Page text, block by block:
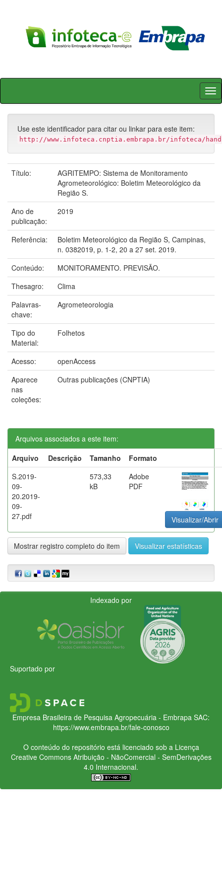
Skip
Use este identificador para citar ou linkar para este item:
http://www.infoteca.cnptia.embrapa.br/infoteca/
Título:
AGRITEMPO: Sistema de Monitoramento
Agrometeorológico: Boletim Meteorológico da
Região S.
Ano de
publicação:
2019
Referência:
Boletim Meteorológico da Região S, Campinas,
n. 0382019, p. 1-2, 20 a 27 set. 2019.
Conteúdo:
MONITORAMENTO. PREVISÃO.
Thesagro:
Clima
Palavras-
chave:
Agrometeorologia
Tipo do
Material:
Folhetos
Acesso:
openAccess
Aparece
nas
coleções:
Outras publicações (CNPTIA)
Arquivos associados a este item:
Arquivo
Descrição Tamanho
Formato
S.2019-
09-
20.2019-
09-
27.pdf
573,33
kB
Adobe
PDF
Visualizar/Abrir
Mostrar registro completo do item Visualizar estatísticas
Indexado por
Suportado por
Empresa Brasileira de Pesquisa Agropecuária - Embrapa SAC:
https://www.embrapa.br/fale-conosco
O conteúdo do repositório está licenciado sob a Licença
Creative CommonsAtribuição - NãoComercial - SemDerivações
4.0 Internacional.